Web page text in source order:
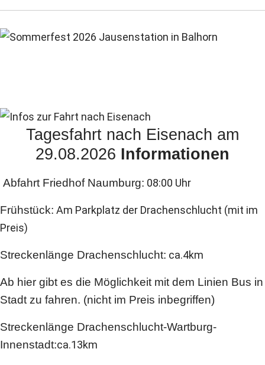
Tagesfahrt nach Eisenach am
29.08.2026 Informationen
Abfahrt Friedhof Naumburg: 08:00 Uhr
Frühstück: Am Parkplatz der Drachenschlucht (mit im
Preis)
Streckenlänge Drachenschlucht: ca.4km
Ab hier gibt es die Möglichkeit mit dem Linien Bus in
Stadt zu fahren. (nicht im Preis inbegriffen)
Streckenlänge Drachenschlucht-Wartburg-
Innenstadt:ca.13km